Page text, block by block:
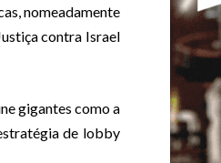
nomeadamente
contra Israel
gigantes como a
de lobby